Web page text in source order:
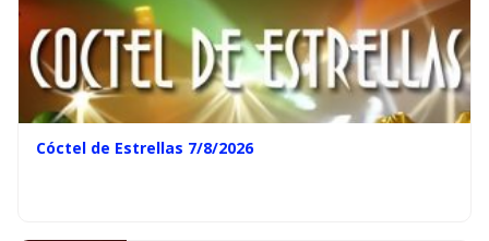
Cóctel de Estrellas 7/8/2026